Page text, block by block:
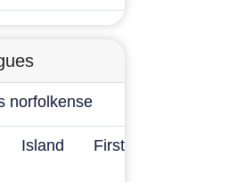
norfolkense
Island First